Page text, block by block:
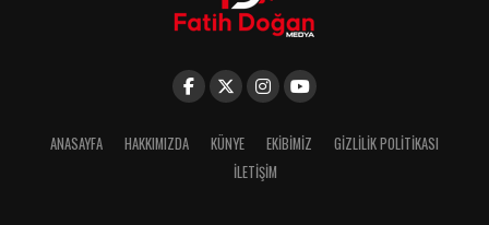
ANASAYFA HAKKIMIZDA KÜNYE EKIBIMIZ
GIZLILIK POLITIKASI
İLETIŞIM